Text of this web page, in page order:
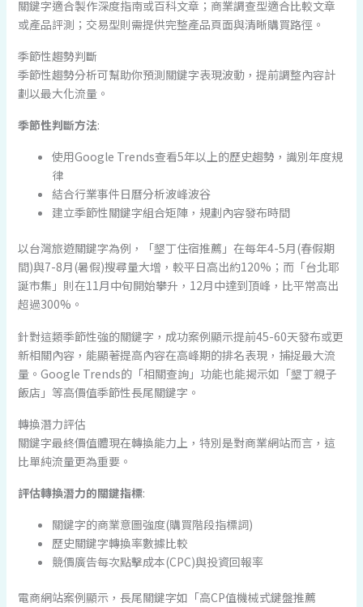
關鍵字適合製作深度指南或百科文章；商業調查型適合比較文章
或產品評測；交易型則需提供完整產品頁面與清晰購買路徑。
季節性趨勢判斷
季節性趨勢分析可幫助你預測關鍵字表現波動，提前調整內容計
劃以最大化流量。
季節性判斷方法:
使用Google Trends查看5年以上的歷史趨勢，識別年度規
律
結合行業事件日曆分析波峰波谷
建立季節性關鍵字組合矩陣，規劃內容發布時間
以台灣旅遊關鍵字為例，「墾丁住宿推薦」在每年4-5月(春假期
間)與7-8月(暑假)搜尋量大增，較平日高出約120%；而「台北耶
誕市集」則在11月中旬開始攀升，12月中達到頂峰，比平常高出
超過300%。
針對這類季節性強的關鍵字，成功案例顯示提前45-60天發布或更
新相關內容，能顯著提高內容在高峰期的排名表現，捕捉最大流
量。Google Trends的「相關查詢」功能也能揭示如「墾丁親子
飯店」等高價值季節性長尾關鍵字。
轉換潛力評估
關鍵字最終價值體現在轉換能力上，特別是對商業網站而言，這
比單純流量更為重要。
評估轉換潛力的關鍵指標:
關鍵字的商業意圖強度(購買階段指標詞)
歷史關鍵字轉換率數據比較
競價廣告每次點擊成本(CPC)與投資回報率
電商網站案例顯示，長尾關鍵字如「高CP值機械式鍵盤推薦